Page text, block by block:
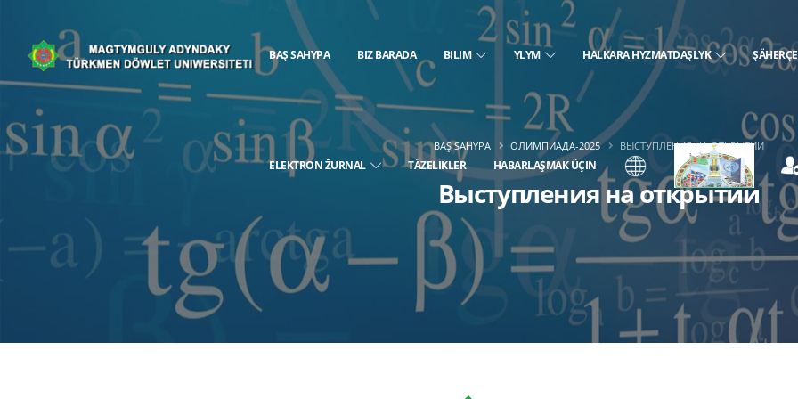
BAŞ SAHYPA BIZ BARADA BILIM YLYM HALKARA HYZMATDAŞLYK
ELEKTRON ŽURNAL TÄZELIKLER HABARLAŞMAK ÜÇIN
Выступления на открытии
BAŞ SAHYPA ОЛИМПИАДА-2025 ВЫСТУПЛЕНИЯ НА ОТКРЫТИИ